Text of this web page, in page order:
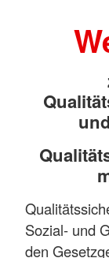
Sozial- und
den